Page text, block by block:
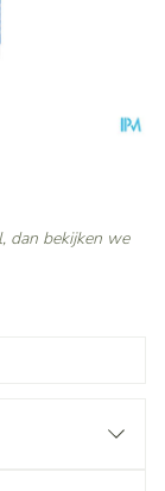
dan bekijken we